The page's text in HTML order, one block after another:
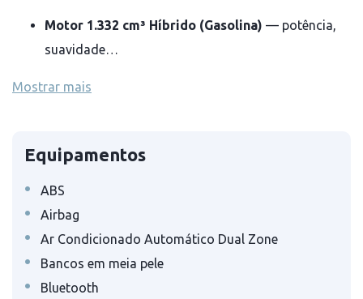
Motor 1.332 cm³ Híbrido (Gasolina) — potência,
suavidade…
Mostrar mais
Equipamentos
• ABS
• Airbag
• Ar Condicionado Automático Dual Zone
• Bancos em meia pele
• Bluetooth